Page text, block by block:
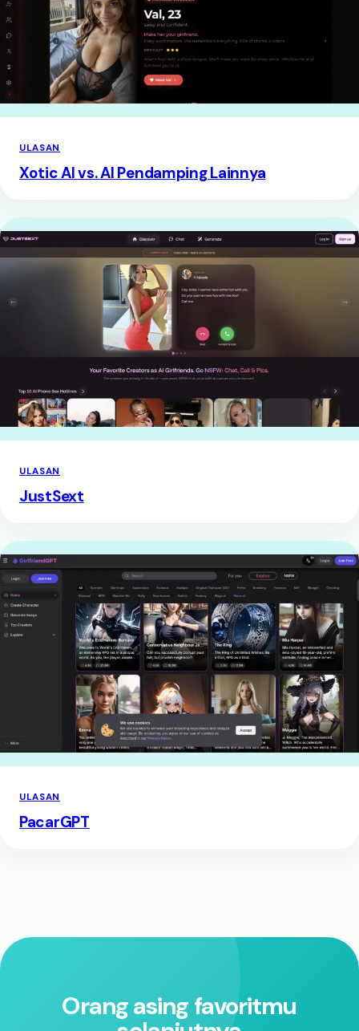
ULASAN
Xotic AI vs. AI Pendamping Lainnya
ULASAN
JustSext
ULASAN
PacarGPT
Orang asing favoritmu